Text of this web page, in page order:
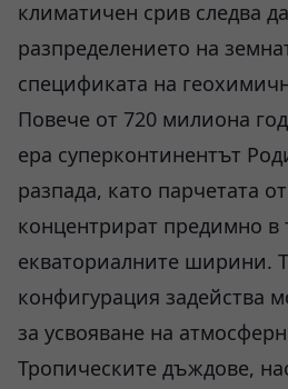
климатичен срив следва
разпределението на
спецификата на
Повече от 720 милиона
ера суперконтинентът
разпада, като парчетата
концентрират предимно в
екваториалните ширини.
конфигурация задейства
за усвояване на
Тропическите дъждове,